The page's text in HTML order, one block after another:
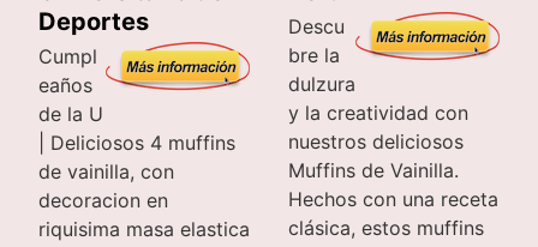
Deportes
Cumpl
eaños
de la U
| Deliciosos 4 muffins
de vainilla, con
decoracion en
riquisima masa elastica
Descu
bre la
dulzura
y la creatividad con
nuestros deliciosos
Muffins de Vainilla.
Hechos con una receta
clásica, estos muffins